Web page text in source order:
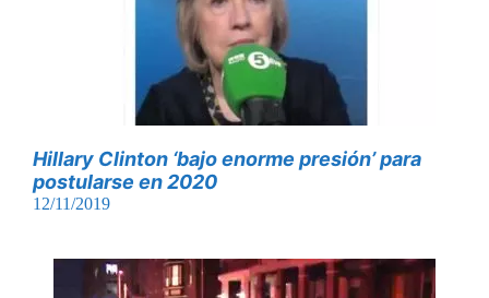
Hillary Clinton ‘bajo enorme presión’ para
postularse en 2020
12/11/2019